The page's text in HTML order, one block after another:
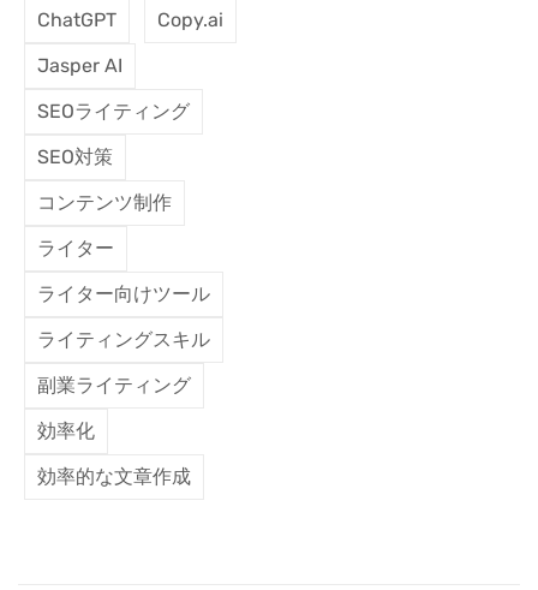
ChatGPT
Copy.ai
Jasper AI
SEOライティング
SEO対策
コンテンツ制作
ライター
ライター向けツール
ライティングスキル
副業ライティング
効率化
効率的な文章作成